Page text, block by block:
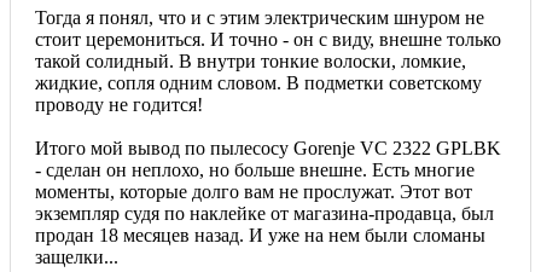
Тогда я понял, что и с этим электрическим шнуром не
стоит церемониться. И точно - он с виду, внешне только
такой солидный. В внутри тонкие волоски, ломкие,
жидкие, сопля одним словом. В подметки советскому
проводу не годится!
Итого мой вывод по пылесосу Gorenje VC 2322 GPLBK
- сделан он неплохо, но больше внешне. Есть многие
моменты, которые долго вам не прослужат. Этот вот
экземпляр судя по наклейке от магазина-продавца, был
продан 18 месяцев назад. И уже на нем были сломаны
защелки...